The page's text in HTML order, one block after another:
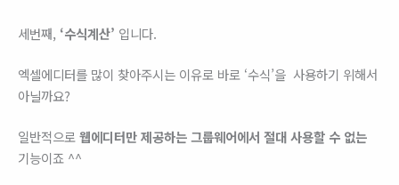
세번째, ‘수식계산’ 입니다.
엑셀에디터를 많이 찾아주시는 이유로 바로 ‘수식’을 사용하기 위해서
아닐까요?
일반적으로웹에디터만 제공하는 그룹웨어에서 절대 사용할 수 없는
기능이죠 ^^